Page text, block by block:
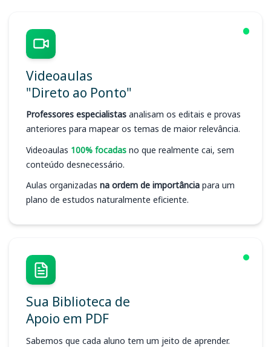
Videoaulas
"Direto ao Ponto"
Professores especialistas analisam os editais e provas
anteriores para mapear os temas de maior relevância.
Videoaulas 100% focadas no que realmente cai, sem
conteúdo desnecessário.
Aulas organizadas na ordem de importância para um
plano de estudos naturalmente eficiente.
Sua Biblioteca de
Apoio em PDF
Sabemos que cada aluno tem um jeito de aprender.